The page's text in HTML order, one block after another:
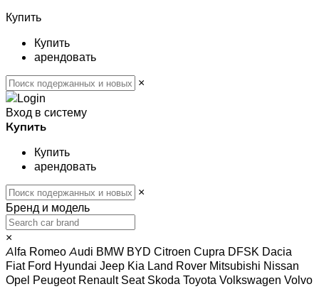
Купить
Купить
арендовать
×
Вход в систему
Купить
Купить
арендовать
×
Бренд и модель
×
Alfa RomeoAudi BMW BYD Citroen Cupra DFSK Dacia
Fiat Ford Hyundai Jeep Kia Land Rover Mitsubishi Nissan
Opel Peugeot Renault Seat Skoda Toyota Volkswagen Volvo